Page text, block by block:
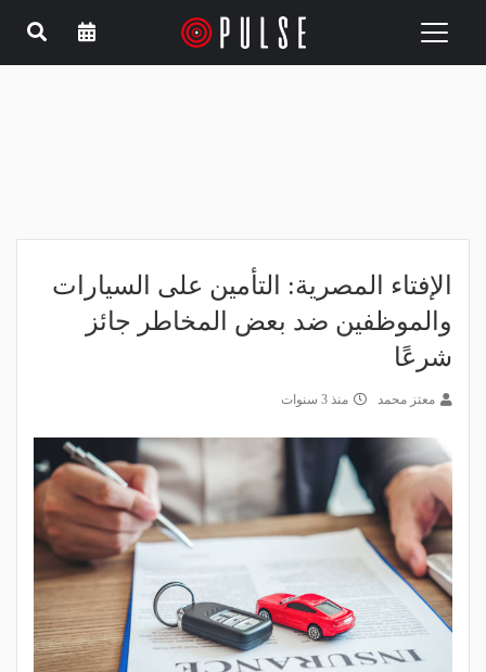
Toggle
الإفتاء المصرية: التأمين على السيارات
والموظفين ضد بعض المخاطر جائز
شرعًا
معتز محمد منذ 3 سنوات